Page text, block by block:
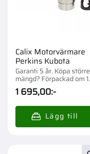
Calix Motorvärmare
Perkins Kubota
Garanti 5 år. Köpa större
mängd? Förpackad om 1
st.
1 695,00:-